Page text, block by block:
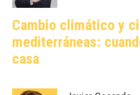
Cambio climático y
mediterráneas:
casa